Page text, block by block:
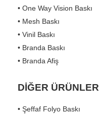
• One Way Vision Baskı
• Mesh Baskı
• Vinil Baskı
• Branda Baskı
• Branda Afiş
DİĞER ÜRÜNLER
• Şeffaf Folyo Baskı